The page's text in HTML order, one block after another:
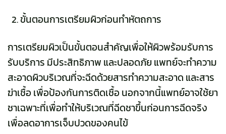
ขั้นตอนการเตรียมผิวก่อนทำหัตถการ
การเตรียมผิวเป็นขั้นตอนสำคัญเพื่อให้ผิวพร้อมรับการ
รับบริการ มีประสิทธิภาพ และปลอดภัย แพทย์จะทำความ
สะอาดผิวบริเวณที่จะฉีดด้วยสารทำความสะอาด และสาร
ฆ่าเชื้อ เพื่อป้องกันการติดเชื้อ นอกจากนี้แพทย์อาจใช้ยา
ชาเฉพาะที่เพื่อทำให้บริเวณที่ฉีดชาขึ้นก่อนการฉีดจริง
เพื่อลดอาการเจ็บปวดของคนไข้